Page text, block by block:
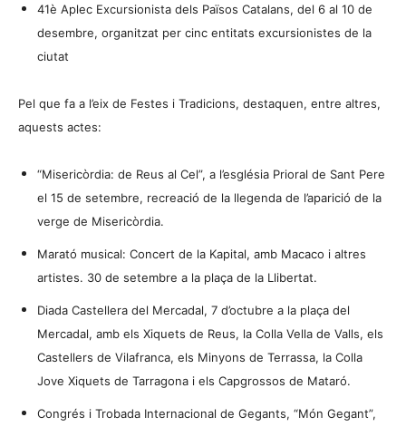
41è Aplec Excursionista dels Països Catalans, del 6 al 10 de
desembre, organitzat per cinc entitats excursionistes de la
ciutat
Pel que fa a l’eix de Festes i Tradicions, destaquen, entre altres,
aquests actes:
“Misericòrdia: de Reus al Cel”, a l’església Prioral de Sant Pere
el 15 de setembre, recreació de la llegenda de l’aparició de la
verge de Misericòrdia.
Marató musical: Concert de la Kapital, amb Macaco i altres
artistes. 30 de setembre a la plaça de la Llibertat.
Diada Castellera del Mercadal, 7 d’octubre a la plaça del
Mercadal, amb els Xiquets de Reus, la Colla Vella de Valls, els
Castellers de Vilafranca, els Minyons de Terrassa, la Colla
Jove Xiquets de Tarragona i els Capgrossos de Mataró.
Congrés i Trobada Internacional de Gegants, “Món Gegant”,